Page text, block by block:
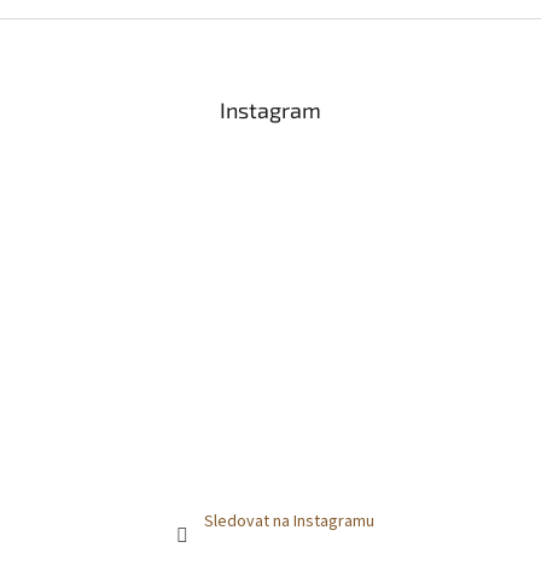
Instagram
Sledovat na Instagramu